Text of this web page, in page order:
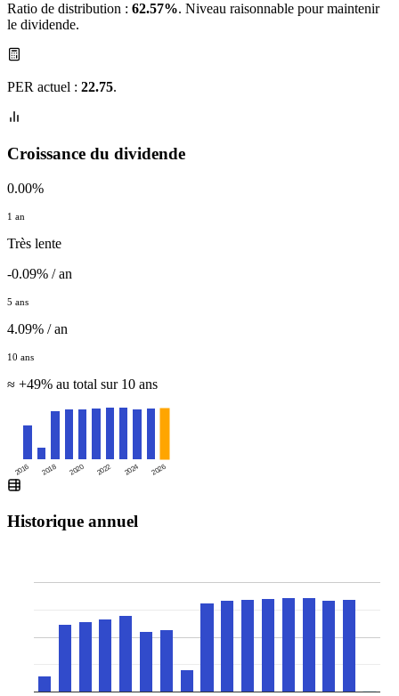
Ratio de distribution : 62.57%. Niveau raisonnable pour maintenir
le dividende.
PER actuel : 22.75.
Croissance du dividende
0.00%
1 an
Très lente
-0.09% / an
5 ans
4.09% / an
10 ans
≈ +49% au total sur 10 ans
2016 2018 2020 2022 2024 2026
Historique annuel